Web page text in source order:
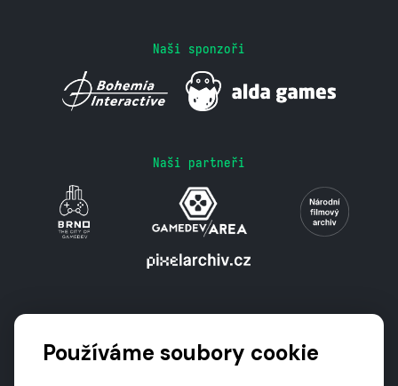
Naši sponzoři
Naši partneři
Používáme soubory cookie